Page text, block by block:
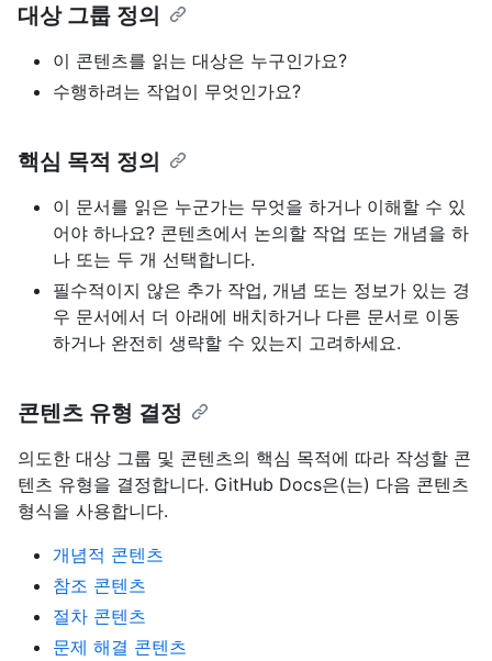
대상 그룹 정의
이 콘텐츠를 읽는 대상은 누구인가요?
수행하려는 작업이 무엇인가요?
핵심 목적 정의
이 문서를 읽은 누군가는 무엇을 하거나 이해할 수 있
어야 하나요? 콘텐츠에서 논의할 작업 또는 개념을 하
나 또는 두 개 선택합니다.
필수적이지 않은 추가 작업, 개념 또는 정보가 있는 경
우 문서에서 더 아래에 배치하거나 다른 문서로 이동
하거나 완전히 생략할 수 있는지 고려하세요.
콘텐츠 유형 결정
의도한 대상 그룹 및 콘텐츠의 핵심 목적에 따라 작성할 콘
텐츠 유형을 결정합니다. GitHub Docs은(는) 다음 콘텐츠
형식을 사용합니다.
개념적 콘텐츠
참조 콘텐츠
절차 콘텐츠
문제 해결 콘텐츠